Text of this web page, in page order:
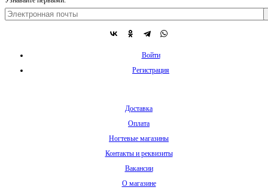
Войти
Регистрация
Доставка
Оплата
Ногтевые магазины
Контакты и реквизиты
Вакансии
О магазине